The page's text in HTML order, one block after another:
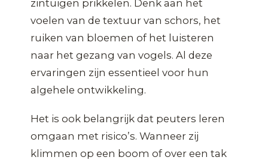
zintuigen prikkelen. Denk aan het
voelen van de textuur van schors, het
ruiken van bloemen of het luisteren
naar het gezang van vogels. Al deze
ervaringen zijn essentieel voor hun
algehele ontwikkeling.
Het is ook belangrijk dat peuters leren
omgaan met risico’s. Wanneer zij
klimmen op een boom of over een tak